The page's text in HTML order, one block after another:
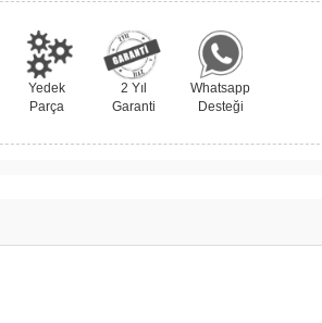
Yedek
Parça
2 Yıl
Garanti
Whatsapp
Desteği